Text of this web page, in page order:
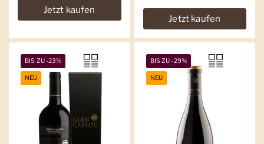
Jetzt kaufen
Jetzt kaufen
BIS ZU -23%
NEU
BIS ZU -29%
NEU